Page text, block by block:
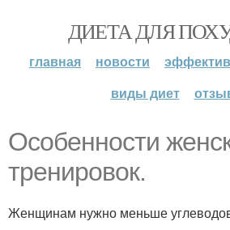
ДИЕТА ДЛЯ
главная новости
виды диет
Особенности
тренировок.
Женщинам нужно меньше